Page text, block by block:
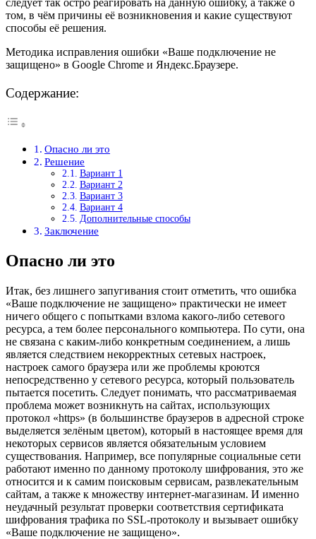
следует так остро реагировать на данную ошибку, а также о
том, в чём причины её возникновения и какие существуют
способы её решения.
Методика исправления ошибки «Ваше подключение не
защищено» в Google Chrome и Яндекс.Браузере.
Содержание:
Опасно ли это
Решение
Вариант 1
Вариант 2
Вариант 3
Вариант 4
Дополнительные способы
Заключение
Опасно ли это
Итак, без лишнего запугивания стоит отметить, что ошибка
«Ваше подключение не защищено» практически не имеет
ничего общего с попытками взлома какого-либо сетевого
ресурса, а тем более персонального компьютера. По сути, она
не связана с каким-либо конкретным соединением, а лишь
является следствием некорректных сетевых настроек,
настроек самого браузера или же проблемы кроются
непосредственно у сетевого ресурса, который пользователь
пытается посетить. Следует понимать, что рассматриваемая
проблема может возникнуть на сайтах, использующих
протокол «https» (в большинстве браузеров в адресной строке
выделяется зелёным цветом), который в настоящее время для
некоторых сервисов является обязательным условием
существования. Например, все популярные социальные сети
работают именно по данному протоколу шифрования, это же
относится и к самим поисковым сервисам, развлекательным
сайтам, а также к множеству интернет-магазинам. И именно
неудачный результат проверки соответствия сертификата
шифрования трафика по SSL-протоколу и вызывает ошибку
«Ваше подключение не защищено».